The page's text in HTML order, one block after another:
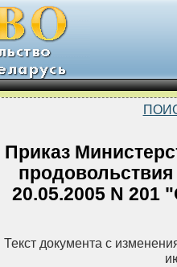
Приказ
20.05.2005 N 201
Текст документа с